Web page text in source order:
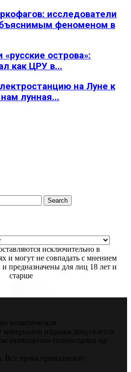
исследователи
феноменом в
«русские острова»:
как ЦРУ в...
на Луне к
лунная...
Search
исключительно в
и могут не совпадать с мнением
предназначены для лиц 18 лет и
старше
политическая
издания допускается
размещении гиперссылки на
Все права принадлежат